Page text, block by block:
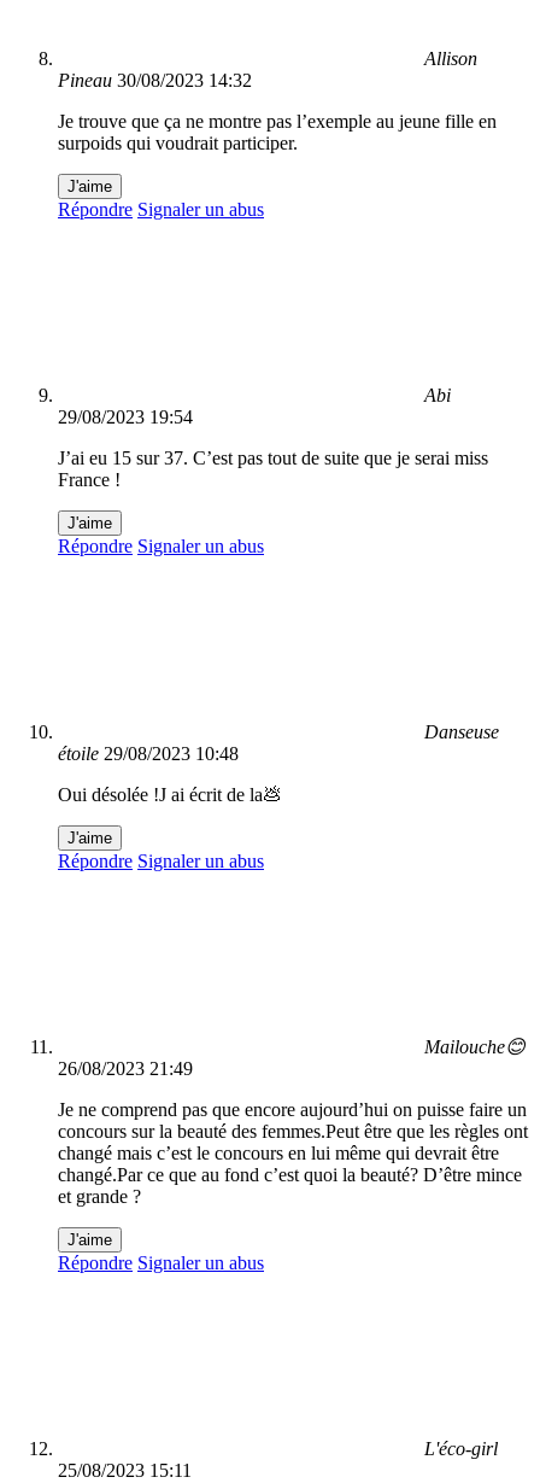
Allison
Pineau 30/08/2023 14:32
Je trouve que ça ne montre pas l’exemple au jeune fille en
surpoids qui voudrait participer.
J'aime
Répondre Signaler un abus
Abi
29/08/2023 19:54
J’ai eu 15 sur 37. C’est pas tout de suite que je serai miss
France !
J'aime
Répondre Signaler un abus
Danseuse
étoile 29/08/2023 10:48
Oui désolée !J ai écrit de la💩
J'aime
Répondre Signaler un abus
Mailouche😊
26/08/2023 21:49
Je ne comprend pas que encore aujourd’hui on puisse faire un
concours sur la beauté des femmes.Peut être que les règles ont
changé mais c’est le concours en lui même qui devrait être
changé.Par ce que au fond c’est quoi la beauté? D’être mince
et grande ?
J'aime
Répondre Signaler un abus
L'éco-girl
25/08/2023 15:11